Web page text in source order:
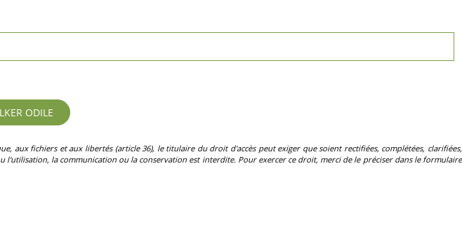
aux fichiers et aux libertés (article 36), le titulaire du droit d'accès peut exiger que soient rectifiées, complétées, clarifiées,
la communication ou la conservation est interdite. Pour exercer ce droit, merci de le préciser dans le formulaire